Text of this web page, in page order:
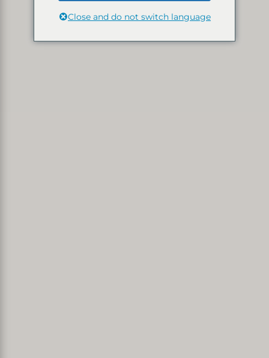
Close and do not switch language